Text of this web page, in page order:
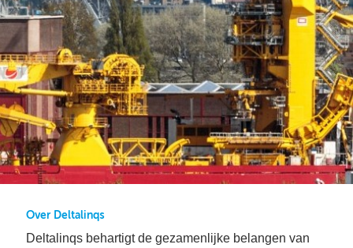
Thema's
&
&
&
Deltalinqs Climate Program
Over Deltalinqs
Over Deltalinqs
Deltalinqs behartigt de gezamenlijke belangen van